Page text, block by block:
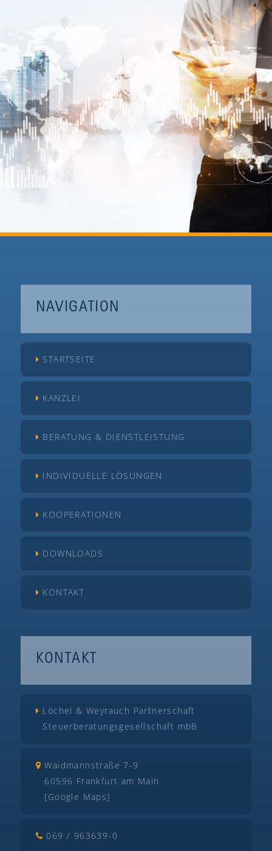
NAVIGATION
STARTSEITE
KANZLEI
BERATUNG & DIENSTLEISTUNG
INDIVIDUELLE LÖSUNGEN
KOOPERATIONEN
DOWNLOADS
KONTAKT
KONTAKT
Löchel & Weyrauch Partnerschaft
Steuerberatungsgesellschaft mbB
Waidmannstraße 7-9
60596 Frankfurt am Main
[Google Maps]
069 / 963639-0